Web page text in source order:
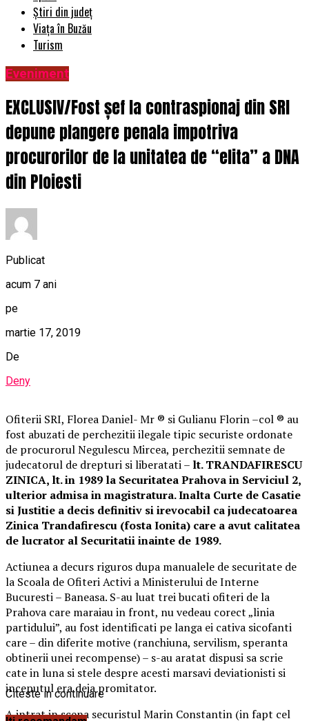
Știri din județ
Viața în Buzău
Turism
Eveniment
EXCLUSIV/Fost șef la contraspionaj din SRI
depune plangere penala impotriva
procurorilor de la unitatea de “elita” a DNA
din Ploiesti
Publicat
acum 7 ani
pe
martie 17, 2019
De
Deny
Ofiterii SRI, Florea Daniel- Mr ® si Gulianu Florin –col ® au
fost abuzati de perchezitii ilegale tipic securiste ordonate
de procurorul Negulescu Mircea, perchezitii semnate de
judecatorul de drepturi si liberatati – lt. TRANDAFIRESCU
ZINICA, lt. in 1989 la Securitatea Prahova in Serviciul 2,
ulterior admisa in magistratura. Inalta Curte de Casatie
si Justitie a decis definitiv si irevocabil ca judecatoarea
Zinica Trandafirescu (fosta Ionita) care a avut calitatea
de lucrator al Securitatii inainte de 1989.
Actiunea a decurs riguros dupa manualele de securitate de
la Scoala de Ofiteri Activi a Ministerului de Interne
Bucuresti – Baneasa. S-au luat trei bucati ofiteri de la
Prahova care maraiau in front, nu vedeau corect „linia
partidului”, au fost identificati pe langa ei cativa sicofanti
care – din diferite motive (ranchiuna, servilism, speranta
obtinerii unei recompense) – s-au aratat dispusi sa scrie
cate in luna si stele despre acesti marsavi deviationisti si
inceputul era deja promitator.
A intrat in scena securistul Marin Constantin (in fapt cel
Citeste in continuare